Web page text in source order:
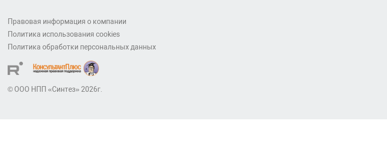
Правовая информация о компании
Политика использования cookies
Политика обработки персональных данных
© ООО НПП «Синтез» 2026г.